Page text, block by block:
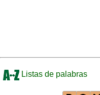
Listas de palabras